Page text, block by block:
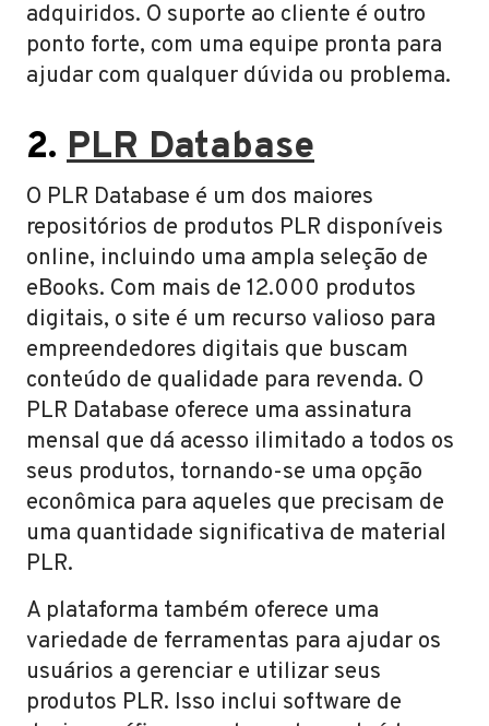
adquiridos. O suporte ao cliente é outro
ponto forte, com uma equipe pronta para
ajudar com qualquer dúvida ou problema.
2. PLR Database
O PLR Database é um dos maiores
repositórios de produtos PLR disponíveis
online, incluindo uma ampla seleção de
eBooks. Com mais de 12.000 produtos
digitais, o site é um recurso valioso para
empreendedores digitais que buscam
conteúdo de qualidade para revenda. O
PLR Database oferece uma assinatura
mensal que dá acesso ilimitado a todos os
seus produtos, tornando-se uma opção
econômica para aqueles que precisam de
uma quantidade significativa de material
PLR.
A plataforma também oferece uma
variedade de ferramentas para ajudar os
usuários a gerenciar e utilizar seus
produtos PLR. Isso inclui software de